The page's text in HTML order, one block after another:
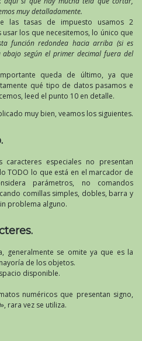
muy detalladamente.
las tasas de impuesto usamos 2
los que necesitemos, lo único que
función redondea hacia arriba (si es
según el primer decimal fuera del
queda de último, ya que
qué tipo de datos pasamos e
leed el punto 10 en detalle.
muy bien, veamos los siguientes.
caracteres especiales no presentan
TODO lo que está en el marcador de
parámetros, no comandos
comillas simples, dobles, barra y
problema alguno.
generalmente se omite ya que es la
de los objetos.
disponible.
numéricos que presentan signo,
rara vez se utiliza.